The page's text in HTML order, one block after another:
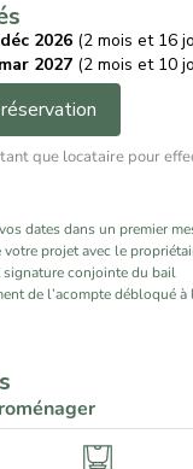
2026 (2 mois et 16
2027 (2 mois et 10
que locataire pour
dates dans un premier
votre projet avec le
conjointe du bail
de l’acompte débloqué à